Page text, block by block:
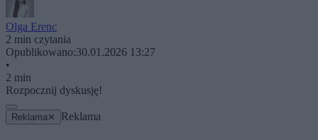
Olga Erenc
2 min czytania
Opublikowano:30.01.2026 13:27
•
2 min
Rozpocznij dyskusję!
Reklama ✕ Reklama